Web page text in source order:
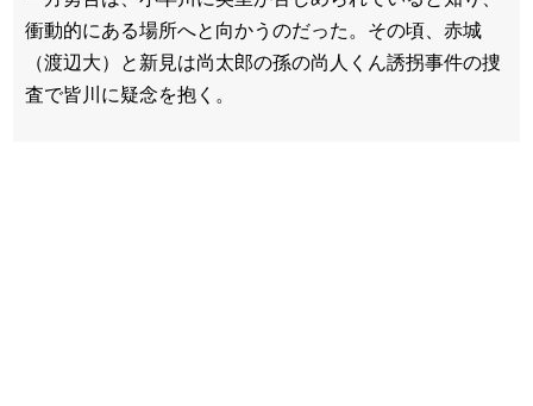
衝動的にある場所へと向かうのだった。その頃、赤城
（渡辺大）と新見は尚太郎の孫の尚人くん誘拐事件の捜
査で皆川に疑念を抱く。